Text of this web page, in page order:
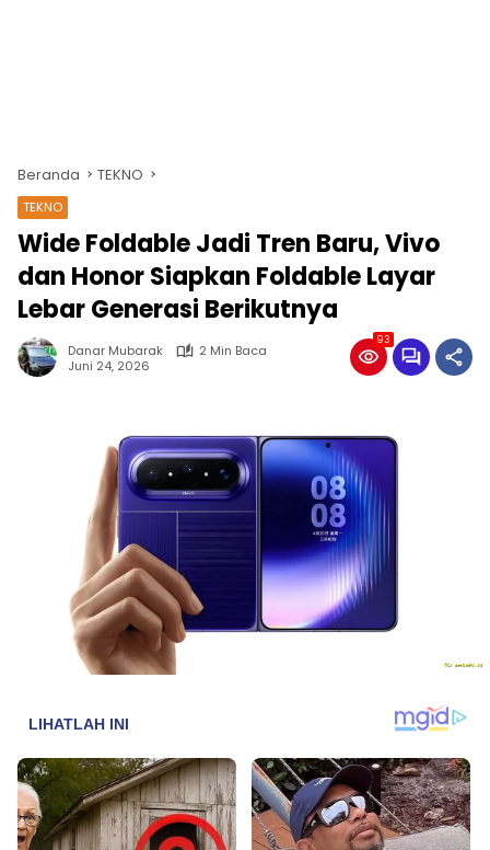
Beranda TEKNO
TEKNO
Wide Foldable Jadi Tren Baru, Vivo
dan Honor Siapkan Foldable Layar
Lebar Generasi Berikutnya
Danar Mubarak
2 Min Baca
Juni 24, 2026
93